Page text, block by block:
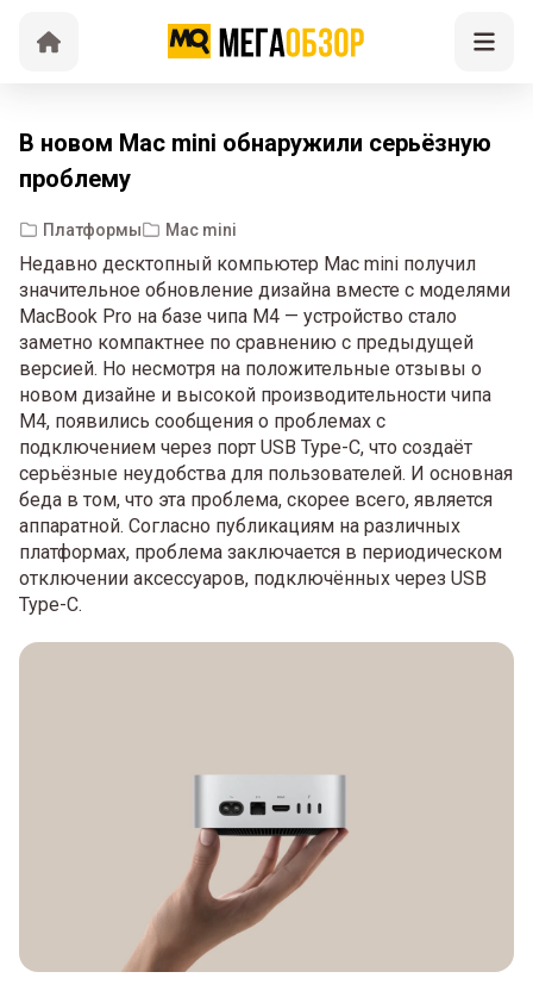
В новом Mac mini обнаружили серьёзную
проблему
Платформы Mac mini
Недавно десктопный компьютер Mac mini получил
значительное обновление дизайна вместе с моделями
MacBook Pro на базе чипа M4 — устройство стало
заметно компактнее по сравнению с предыдущей
версией. Но несмотря на положительные отзывы о
новом дизайне и высокой производительности чипа
M4, появились сообщения о проблемах с
подключением через порт USB Type-C, что создаёт
серьёзные неудобства для пользователей. И основная
беда в том, что эта проблема, скорее всего, является
аппаратной. Согласно публикациям на различных
платформах, проблема заключается в периодическом
отключении аксессуаров, подключённых через USB
Type-C.